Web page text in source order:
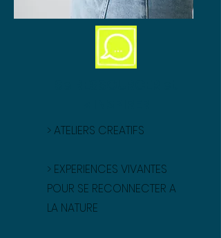
> ATELIERS CREATIFS
> EXPERIENCES VIVANTES
POUR SE RECONNECTER A
LA NATURE